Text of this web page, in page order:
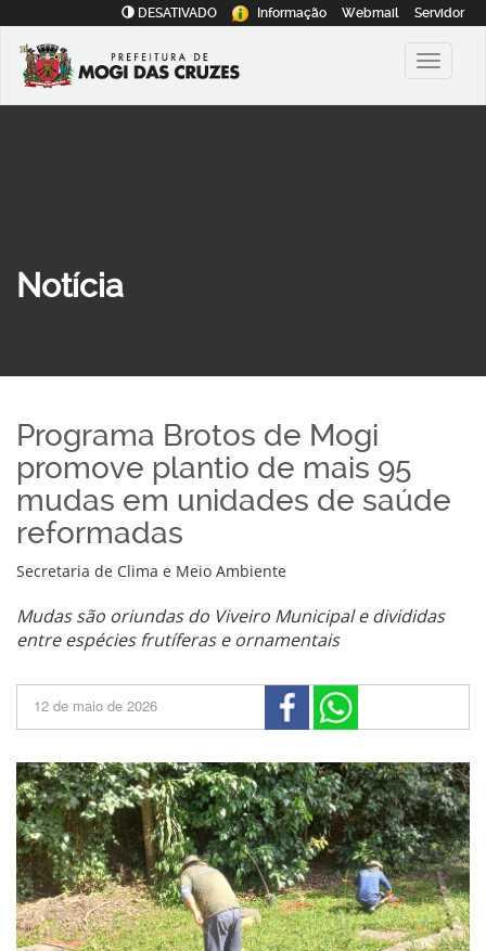
DESATIVADO Informação Webmail Servidor
Notícia
Programa Brotos de Mogi
promove plantio de mais 95
mudas em unidades de saúde
reformadas
Secretaria de Clima e Meio Ambiente
Mudas são oriundas do Viveiro Municipal e divididas
entre espécies frutíferas e ornamentais
12 de maio de 2026